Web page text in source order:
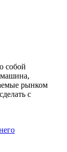
собой
машина,
рынком
с